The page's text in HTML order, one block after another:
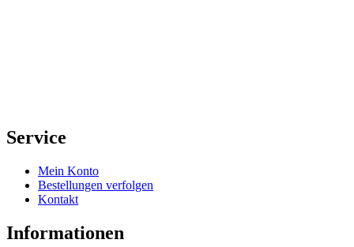
Service
Mein Konto
Bestellungen verfolgen
Kontakt
Informationen